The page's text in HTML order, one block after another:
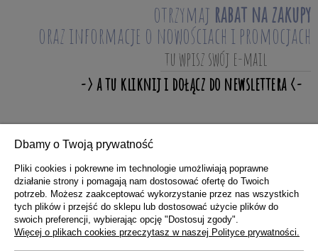
otrzymaj rabat na zakupy
oraz informacje o nowościach i promocjach
ZAKUPY
POMOC
Dbamy o Twoją prywatność
Pliki cookies i pokrewne im technologie umożliwiają poprawne
działanie strony i pomagają nam dostosować ofertę do Twoich
potrzeb. Możesz zaakceptować wykorzystanie przez nas wszystkich
tych plików i przejść do sklepu lub dostosować użycie plików do
swoich preferencji, wybierając opcję "Dostosuj zgody".
Więcej o plikach cookies przeczytasz w naszej Polityce prywatności.